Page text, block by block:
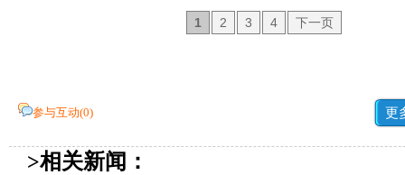
1 2 3 4 下一页
参与互动(0) 更
>相关新闻：